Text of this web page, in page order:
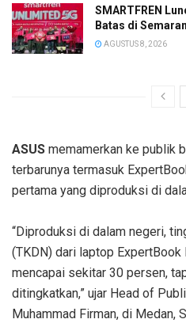
SMARTFREN
Batas di
AGUSTUS 8, 2026
ASUS memamerkan ke publik
terbarunya termasuk
pertama yang diproduksi di
“Diproduksi di dalam negeri,
(TKDN) dari laptop
mencapai sekitar 30 persen,
ditingkatkan,” ujar Head of
Muhammad Firman, di Medan,